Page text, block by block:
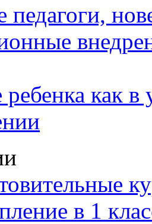
ребенка как
в 1